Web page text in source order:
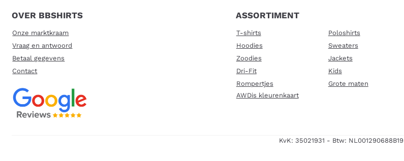
OVER BBSHIRTS
Onze marktkraam
Vraag en antwoord
Betaal gegevens
Contact
ASSORTIMENT
T-shirts
Poloshirts
Hoodies
Sweaters
Zoodies
Jackets
Dri-Fit
Kids
Rompertjes
Grote maten
AWDis kleurenkaart
KvK: 35021931 - Btw: NL001290688B19